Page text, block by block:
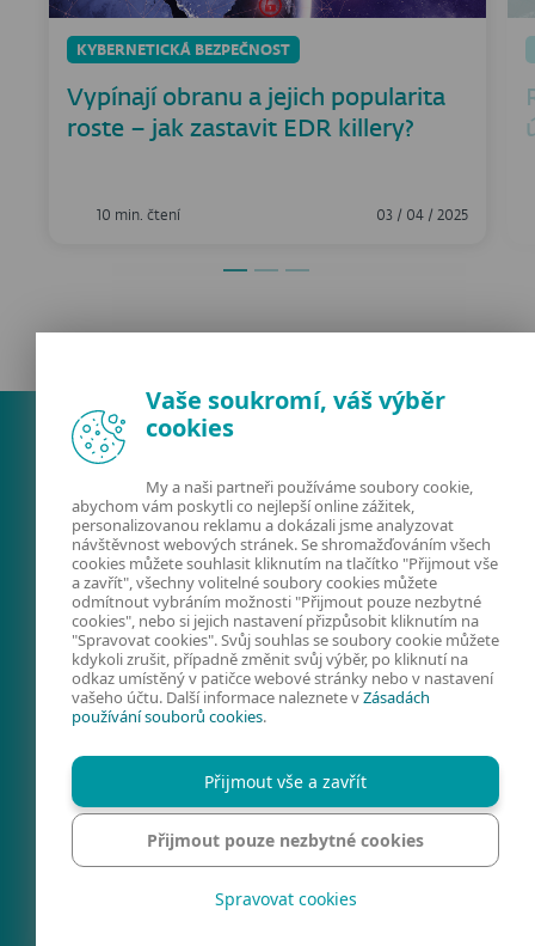
KYBERNETICKÁ BEZPEČNOST
Vypínají obranu a jejich popularita
roste – jak zastavit EDR killery?
10 min. čtení 03 / 04 / 2025
FIRMY A TECHNOLOGIE
KYBERNETICKÁ
BEZPEČNOST
PREVENCE
KONTAKTY
SPRAVOVAT COOKIES
REGION
FACEBOOK
X LINKEDIN
Vaše soukromí, váš výběr
cookies
My a naši partneři používáme soubory cookie,
abychom vám poskytli co nejlepší online zážitek,
personalizovanou reklamu a dokázali jsme analyzovat
návštěvnost webových stránek. Se shromažďováním všech
cookies můžete souhlasit kliknutím na tlačítko "Přijmout vše
a zavřít", všechny volitelné soubory cookies můžete
odmítnout vybráním možnosti "Přijmout pouze nezbytné
cookies", nebo si jejich nastavení přizpůsobit kliknutím na
"Spravovat cookies". Svůj souhlas se soubory cookie můžete
kdykoli zrušit, případně změnit svůj výběr, po kliknutí na
odkaz umístěný v patičce webové stránky nebo v nastavení
vašeho účtu. Další informace naleznete vZásadách
používání souborů cookies.
Přijmout vše a zavřít
Přijmout pouze nezbytné cookies
Spravovat cookies